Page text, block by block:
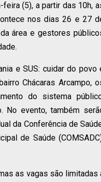
(5), a partir das 10h,
nos dias 26 e 27
área e gestores
e SUS: cuidar do povo
Chácaras Arcampo,
do sistema
No evento, também
da Conferência de
de Saúde
as vagas são limitadas